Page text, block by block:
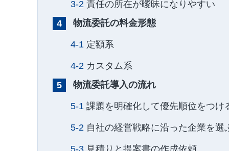
責任の所在が曖昧になりやすい
物流委託の料金形態
定額系
カスタム系
物流委託導入の流れ
課題を明確化して優先順位をつけ
自社の経営戦略に沿った企業を選
見積りと提案書の作成依頼